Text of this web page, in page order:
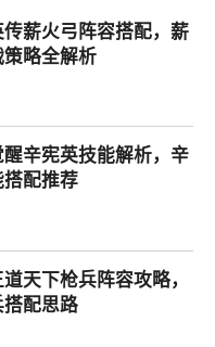
传薪火弓阵容搭配，薪
策略全解析
醒辛宪英技能解析，辛
配推荐
天下枪兵阵容攻略，
配思路